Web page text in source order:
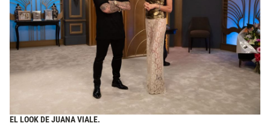
EL LOOK DE JUANA VIALE.